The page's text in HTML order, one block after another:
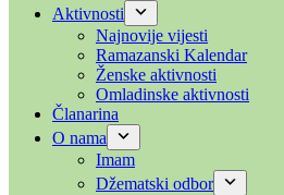
Aktivnosti
Najnovije vijesti
Ramazanski Kalendar
Ženske aktivnosti
Omladinske aktivnosti
Članarina
O nama
Imam
Džematski odbor